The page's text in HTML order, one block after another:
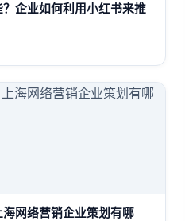
企业如何利用小红书来推
网络营销企业策划有哪